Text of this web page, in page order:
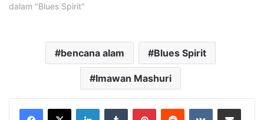
dalam "Blues Spirit"
bencana alam Blues Spirit
Imawan Mashuri
LinkedInTumblr PinterestReddit VKontakteShare via Email